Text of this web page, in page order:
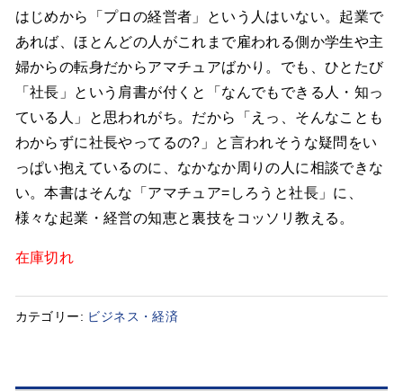
はじめから「プロの経営者」という人はいない。起業で
あれば、ほとんどの人がこれまで雇われる側か学生や主
婦からの転身だからアマチュアばかり。でも、ひとたび
「社長」という肩書が付くと「なんでもできる人・知っ
ている人」と思われがち。だから「えっ、そんなことも
わからずに社長やってるの?」と言われそうな疑問をい
っぱい抱えているのに、なかなか周りの人に相談できな
い。本書はそんな「アマチュア=しろうと社長」に、
様々な起業・経営の知恵と裏技をコッソリ教える。
在庫切れ
カテゴリー: ビジネス・経済